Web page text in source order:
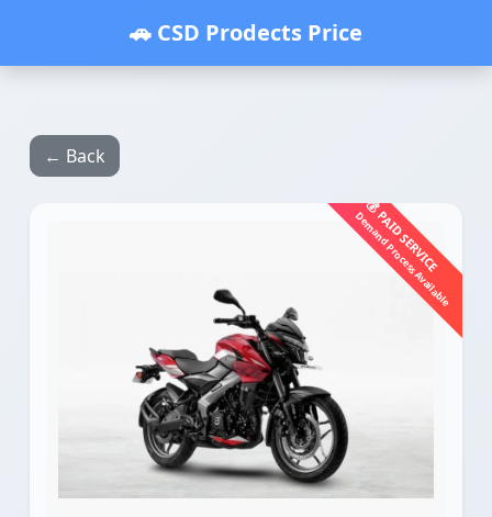
🚗 CSD Prodects Price
← Back
💰 PAID SERVICE
Demand Process Available